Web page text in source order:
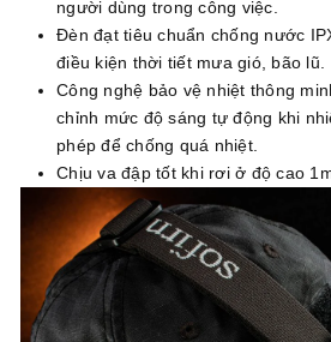
người dùng trong công việc.
Đèn đạt tiêu chuẩn chống nước
điều kiện thời tiết mưa gió, bão lũ.
Công nghệ bảo vệ nhiệt thông
chỉnh mức độ sáng tự động khi
phép để chống quá nhiệt.
Chịu va đập tốt khi rơi ở độ cao